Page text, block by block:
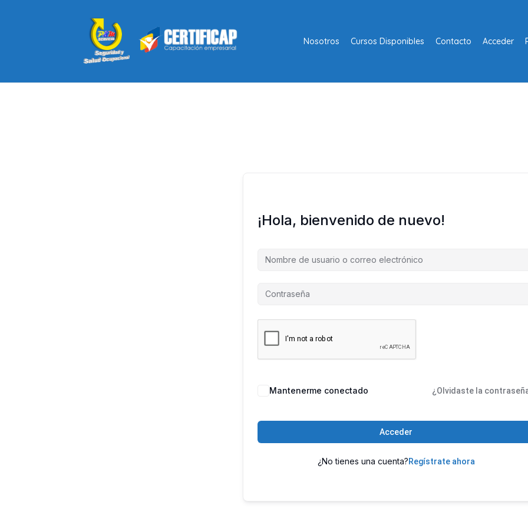
Nosotros Cursos Disponibles Contacto Acceder
¡Hola, bienvenido de nuevo!
Mantenerme conectado ¿Olvidaste la
Acceder
¿No tienes una cuenta?Regístrate ahora